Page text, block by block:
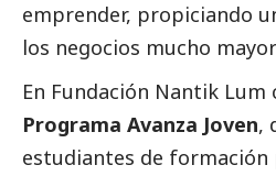
emprender, propiciando
los negocios mucho
En Fundación Nantik Lum
Programa Avanza Joven,
estudiantes de formación